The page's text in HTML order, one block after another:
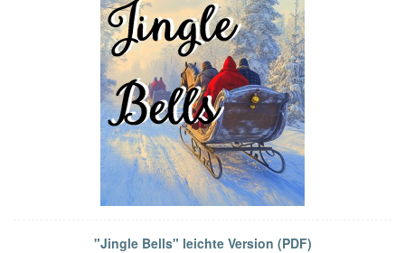
"Jingle Bells" leichte Version (PDF)